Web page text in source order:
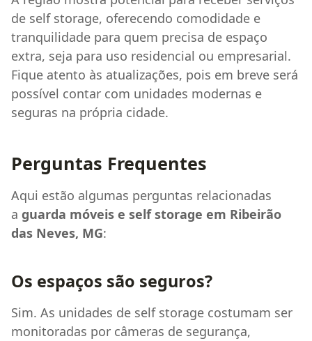
de self storage, oferecendo comodidade e
tranquilidade para quem precisa de espaço
extra, seja para uso residencial ou empresarial.
Fique atento às atualizações, pois em breve será
possível contar com unidades modernas e
seguras na própria cidade.
Perguntas Frequentes
Aqui estão algumas perguntas relacionadas
a guarda móveis e self storage em Ribeirão
das Neves, MG:
Os espaços são seguros?
Sim. As unidades de self storage costumam ser
monitoradas por câmeras de segurança,